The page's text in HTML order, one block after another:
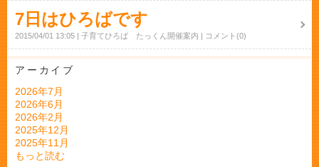
7日はひろばです
2015/04/01 13:05 子育てひろば たっくん開催案内 コメント(0)
アーカイブ
2026年7月
2026年6月
2026年2月
2025年12月
2025年11月
もっと読む